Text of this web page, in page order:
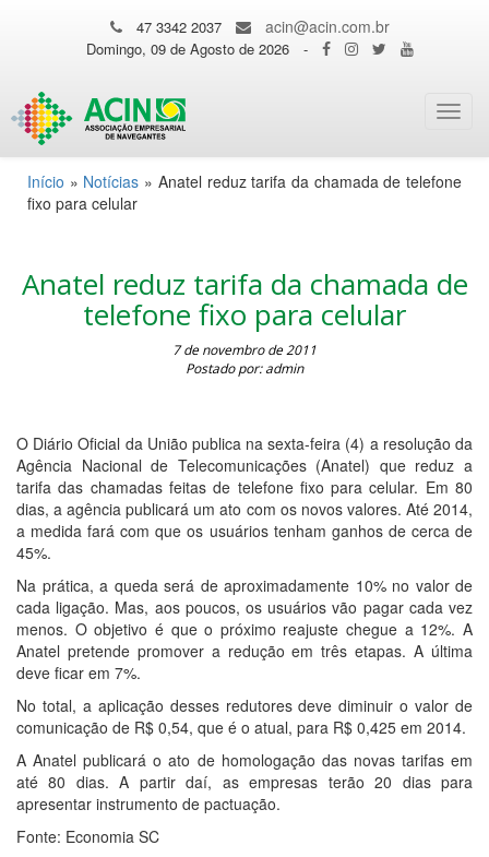
47 3342 2037 acin@acin.com.br
Domingo, 09 de Agosto de 2026 -
Início » Notícias » Anatel reduz tarifa da chamada de telefone
fixo para celular
Anatel reduz tarifa da chamada de
telefone fixo para celular
7 de novembro de 2011
Postado por: admin
O Diário Oficial da União publica na sexta-feira (4) a resolução da
Agência Nacional de Telecomunicações (Anatel) que reduz a
tarifa das chamadas feitas de telefone fixo para celular. Em 80
dias, a agência publicará um ato com os novos valores. Até 2014,
a medida fará com que os usuários tenham ganhos de cerca de
45%.
Na prática, a queda será de aproximadamente 10% no valor de
cada ligação. Mas, aos poucos, os usuários vão pagar cada vez
menos. O objetivo é que o próximo reajuste chegue a 12%. A
Anatel pretende promover a redução em três etapas. A última
deve ficar em 7%.
No total, a aplicação desses redutores deve diminuir o valor de
comunicação de R$ 0,54, que é o atual, para R$ 0,425 em 2014.
A Anatel publicará o ato de homologação das novas tarifas em
até 80 dias. A partir daí, as empresas terão 20 dias para
apresentar instrumento de pactuação.
Fonte: Economia SC